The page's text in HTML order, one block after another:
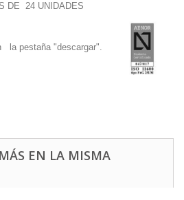
DE 24 UNIDADES
la pestaña "descargar".
EN LA MISMA